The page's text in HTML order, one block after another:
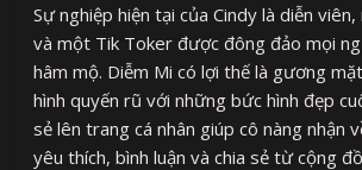
Sự nghiệp hiện tại của Cindy là diễn
và một Tik Toker được đông đảo mọi
hâm mộ. Diễm Mi có lợi thế là gương
hình quyến rũ với những bức hình đẹp
sẻ lên trang cá nhân giúp cô nàng nhận
yêu thích, bình luận và chia sẻ từ cộng